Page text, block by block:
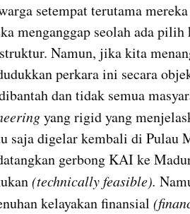
setempat terutama
menganggap seolah ada
Namun, jika kita
perkara ini secara
yang rigid yang
saja digelar kembali di Pulau
gerbong KAI ke
(technically feasible).
kelayakan finansial